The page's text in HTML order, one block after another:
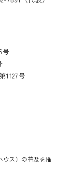
号
1127号
ウス）の普及を推